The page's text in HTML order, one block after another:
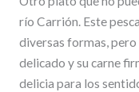
río Carrión. Este
diversas formas, pero
delicado y su carne
delicia para los